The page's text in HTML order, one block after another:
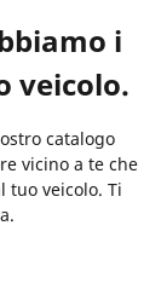
i
veicolo.
catalogo
vicino a te che
tuo veicolo. Ti